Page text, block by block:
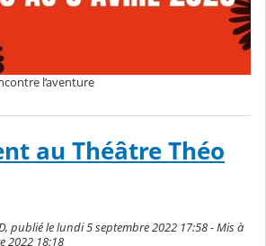
l’aventure
au Théâtre Théo
publié le lundi 5 septembre 2022 17:58 - Mis à
2022 18:18